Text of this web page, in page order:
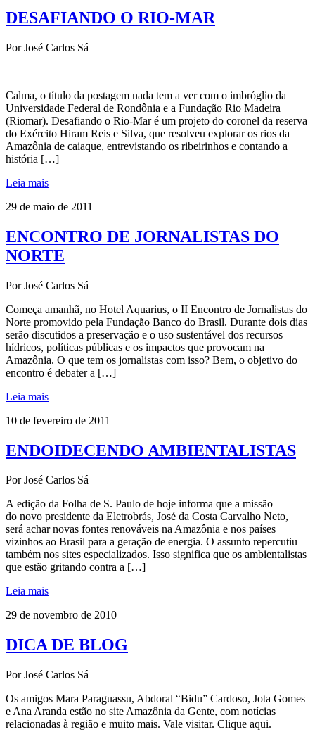
DESAFIANDO O RIO-MAR
Por José Carlos Sá
Calma, o título da postagem nada tem a ver com o imbróglio da
Universidade Federal de Rondônia e a Fundação Rio Madeira
(Riomar). Desafiando o Rio-Mar é um projeto do coronel da reserva
do Exército Hiram Reis e Silva, que resolveu explorar os rios da
Amazônia de caiaque, entrevistando os ribeirinhos e contando a
história […]
Leia mais
29 de maio de 2011
ENCONTRO DE JORNALISTAS DO
NORTE
Por José Carlos Sá
Começa amanhã, no Hotel Aquarius, o II Encontro de Jornalistas do
Norte promovido pela Fundação Banco do Brasil. Durante dois dias
serão discutidos a preservação e o uso sustentável dos recursos
hídricos, políticas públicas e os impactos que provocam na
Amazônia. O que tem os jornalistas com isso? Bem, o objetivo do
encontro é debater a […]
Leia mais
10 de fevereiro de 2011
ENDOIDECENDO AMBIENTALISTAS
Por José Carlos Sá
A edição da Folha de S. Paulo de hoje informa que a missão
do novo presidente da Eletrobrás, José da Costa Carvalho Neto,
será achar novas fontes renováveis na Amazônia e nos países
vizinhos ao Brasil para a geração de energia. O assunto repercutiu
também nos sites especializados. Isso significa que os ambientalistas
que estão gritando contra a […]
Leia mais
29 de novembro de 2010
DICA DE BLOG
Por José Carlos Sá
Os amigos Mara Paraguassu, Abdoral “Bidu” Cardoso, Jota Gomes
e Ana Aranda estão no site Amazônia da Gente, com notícias
relacionadas à região e muito mais. Vale visitar. Clique aqui.